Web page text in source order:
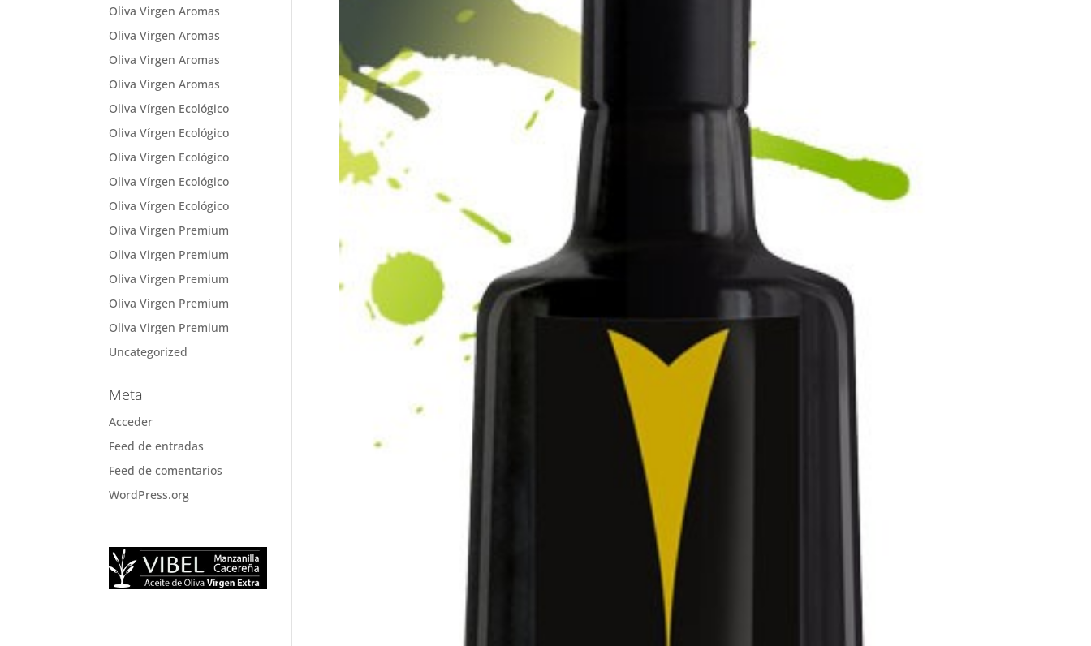
Oliva Virgen Aromas
Oliva Virgen Aromas
Oliva Virgen Aromas
Oliva Virgen Aromas
Oliva Vírgen Ecológico
Oliva Vírgen Ecológico
Oliva Vírgen Ecológico
Oliva Vírgen Ecológico
Oliva Vírgen Ecológico
Oliva Virgen Premium
Oliva Virgen Premium
Oliva Virgen Premium
Oliva Virgen Premium
Oliva Virgen Premium
Uncategorized
Meta
Acceder
Feed de entradas
Feed de comentarios
WordPress.org